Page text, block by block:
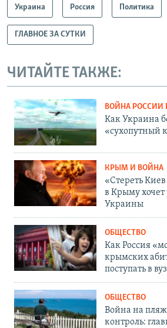
Украина Россия Политика
ГЛАВНОЕ ЗА СУТКИ
ЧИТАЙТЕ ТАКЖЕ:
ВОЙНА РОССИИ
Как Украина
«сухопутный
КРЫМ И ВОЙНА
«Стереть
в Крыму
Украины
ОБЩЕСТВО
Как Россия
крымских
поступать в
ОБЩЕСТВО
Война на
контроль: